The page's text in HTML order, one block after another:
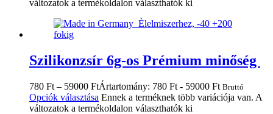
változatok a termékoldalon választhatók ki
Szilikonzsír 6g-os Prémium minőség
780 Ft – 59000 FtÁrtartomány: 780 Ft - 59000 Ft Bruttó
Opciók választása Ennek a terméknek több variációja van. A
változatok a termékoldalon választhatók ki